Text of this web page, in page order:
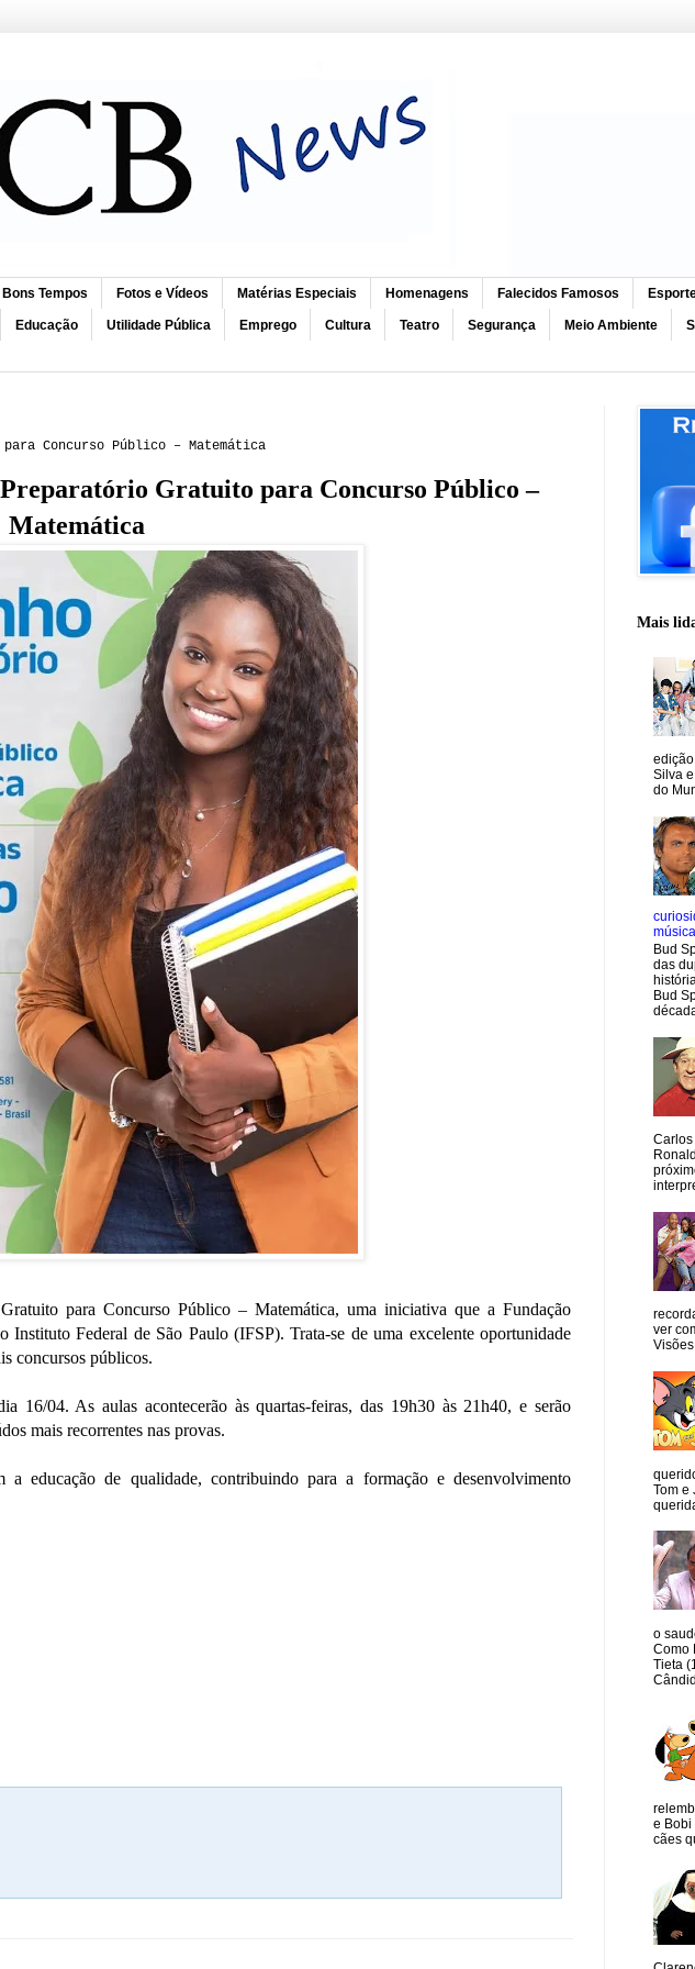
Tempos Fotos e Vídeos Matérias Especiais Homenagens Falecidos Famosos
Educação Utilidade Pública Emprego Cultura Teatro Segurança Meio Ambiente
Concurso Público – Matemática
Gratuito para Concurso Público –
Matemática
para Concurso Público – Matemática, uma iniciativa que a Fundação
Federal de São Paulo (IFSP). Trata-se de uma excelente oportunidade
concursos públicos.
16/04. As aulas acontecerão às quartas-feiras, das 19h30 às 21h40, e serão
mais recorrentes nas provas.
educação de qualidade, contribuindo para a formação e desenvolvimento
Mais
Silva
do
Bud
das
Bud
Carlos
ver
Tom e
o
Como
Tieta
e Bobi
cães